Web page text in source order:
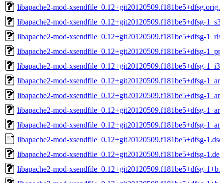
libapache2-mod-
libapache2-mod-xsendfile_0.12+git20120509.f181be5+dfsg-
libapache2-mod-xsendfile_0.12+git20120509.f181be5+dfsg-
libapache2-mod-xsendfile_0.12+git20120509.f181be5+dfsg-
libapache2-mod-xsendfile_0.12+git20120509.f181be5+dfsg-
libapache2-mod-xsendfile_0.12+git20120509.f181be5+dfsg-
libapache2-mod-xsendfile_0.12+git20120509.f181be5+dfsg-
libapache2-mod-xsendfile_0.12+git20120509.f181be5+dfsg-
libapache2-mod-xsendfile_0.12+git20120509.f181be5+dfsg-
libapache2-mod-xsendfile_0.12+git20120509.f181be5+dfsg-
libapache2-mod-xsendfile_0.12+git20120509.f181be5+dfsg-
libapache2-mod-xsendfile_0.12+git20120509.f181be5+dfsg-